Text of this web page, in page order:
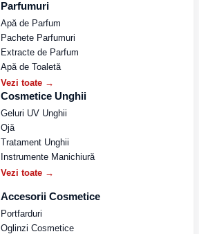
Parfumuri
Apă de Parfum
Pachete Parfumuri
Extracte de Parfum
Apă de Toaletă
Vezi toate →
Cosmetice Unghii
Geluri UV Unghii
Ojă
Tratament Unghii
Instrumente Manichiură
Vezi toate →
Accesorii Cosmetice
Portfarduri
Oglinzi Cosmetice